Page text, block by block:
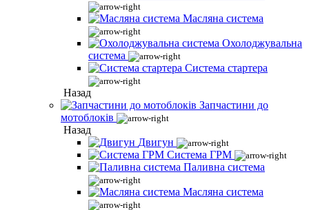
Масляна система
Охолоджувальна
система
Система стартера
Назад
Запчастини до
мотоблоків
Назад
Двигун
Система ГРМ
Паливна система
Масляна система